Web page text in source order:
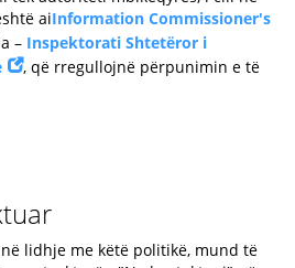
aiInformation Commissioner's
– Inspektorati Shtetëror i
, që rregullojnë përpunimin e të
lidhje me këtë politikë, mund të